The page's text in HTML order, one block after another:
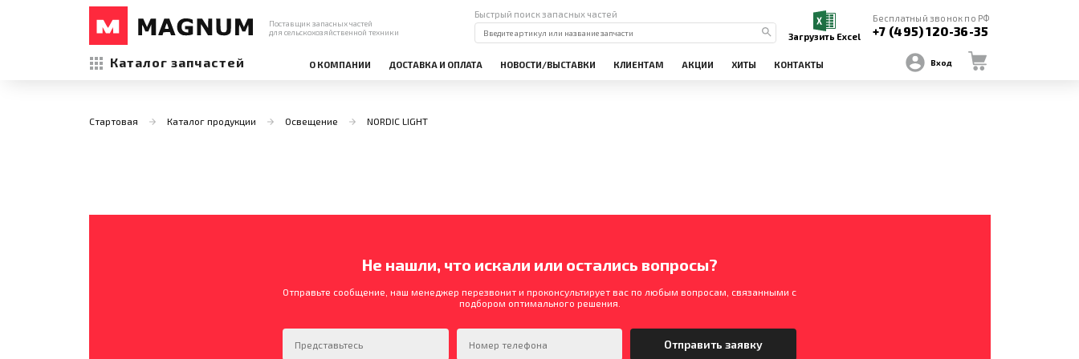
Поставщик запасных частей
для сельскохозяйственной техники
Быстрый поиск запасных частей
Загрузить Excel
Бесплатный звонок по РФ
+7 (495) 120-36-35
Каталог запчастей О КОМПАНИИ ДОСТАВКА И ОПЛАТА НОВОСТИ/ВЫСТАВКИ КЛИЕНТАМ АКЦИИ ХИТЫ КОНТАКТЫ Вход
Стартовая Каталог продукции Освещение NORDIC LIGHT
Не нашли, что искали или остались вопросы?
Отправьте сообщение, наш менеджер перезвонит и проконсультирует вас по любым вопросам, связанными с
подбором оптимального решения.